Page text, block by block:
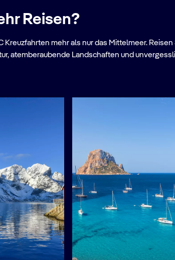
Reisen?
Kreuzfahrten mehr als nur das Mittelmeer.
atemberaubende Landschaften und